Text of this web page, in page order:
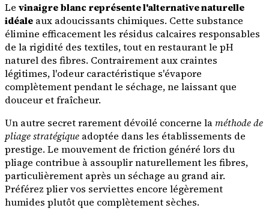
Le vinaigre blanc représente l'alternative naturelle
idéale aux adoucissants chimiques. Cette substance
élimine efficacement les résidus calcaires responsables
de la rigidité des textiles, tout en restaurant le pH
naturel des fibres. Contrairement aux craintes
légitimes, l'odeur caractéristique s'évapore
complètement pendant le séchage, ne laissant que
douceur et fraîcheur.
Un autre secret rarement dévoilé concerne la méthode de
pliage stratégique adoptée dans les établissements de
prestige. Le mouvement de friction généré lors du
pliage contribue à assouplir naturellement les fibres,
particulièrement après un séchage au grand air.
Préférez plier vos serviettes encore légèrement
humides plutôt que complètement sèches.